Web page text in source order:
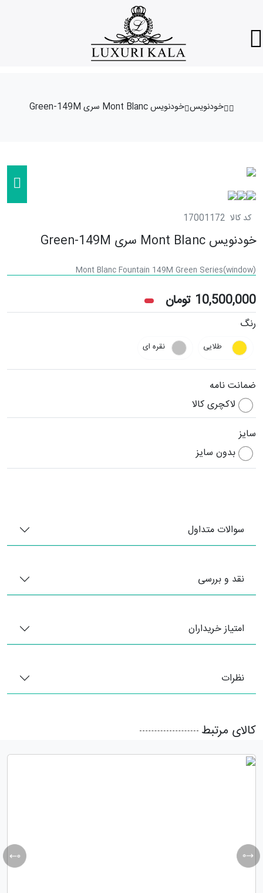
خودنویس خودنویس Mont Blanc سری Green-149M
کد کالا 17001172
خودنویس Mont Blanc سری Green-149M
Mont Blanc Fountain 149M Green Series(window)
10,500,000 تومان
رنگ
طلایی نقره ای
ضمانت نامه
لاکچری کالا
سایز
بدون سایز
سوالات متداول
نقد و بررسی
امتیاز خریداران
نظرات
کالای مرتبط